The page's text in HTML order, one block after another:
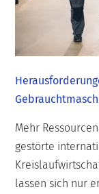
Mehr
gestörte
lassen sich nur